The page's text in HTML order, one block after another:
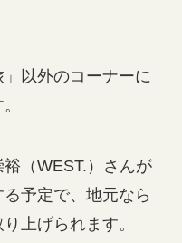
以外のコーナーに
（WEST.）さんが
予定で、地元なら
上げられます。